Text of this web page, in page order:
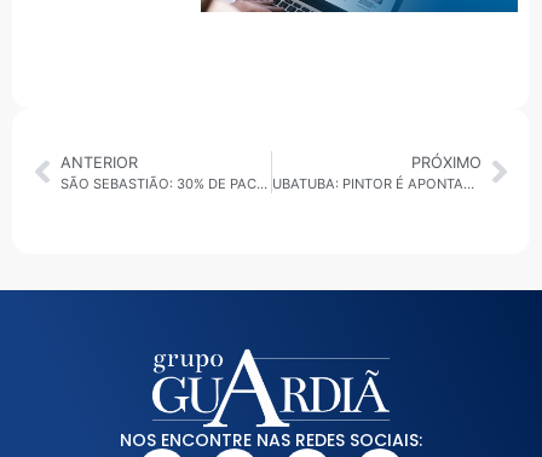
ANTERIOR
SÃO SEBASTIÃO: 30% DE PACIENTES FALTAM A CONSULTAS E EXAMES E PREJUDICAM O ATENDIMENTO NO SUS
PRÓXIMO
UBATUBA: PINTOR É APONTADO COMO DONO DE EMPRESA QUE FEZ DOAÇÃO SUSPEITA AO DEIC
NOS ENCONTRE NAS REDES SOCIAIS: